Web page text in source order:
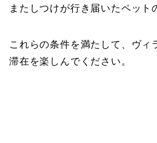
またしつけが行き届いたペット
これらの条件を満たして、ヴィ
滞在を楽しんでください。